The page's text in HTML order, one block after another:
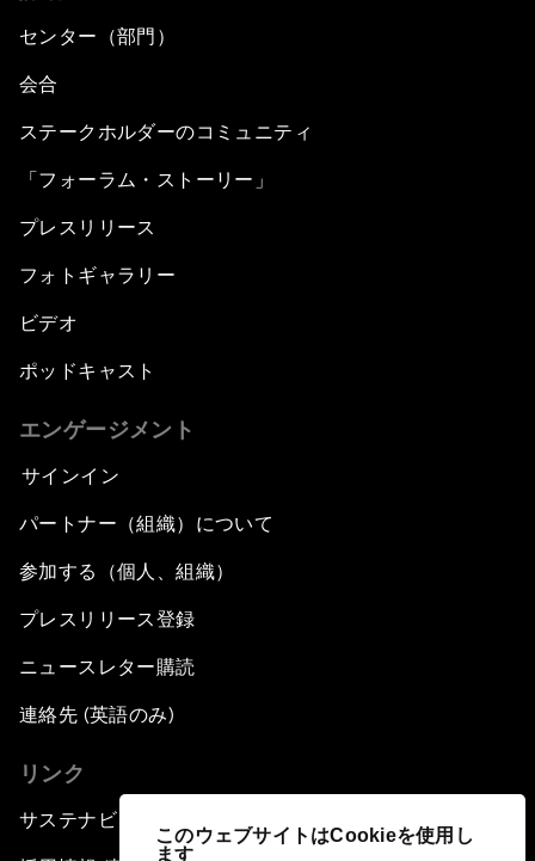
このウェブサイトはCookieを使用し
ます
センター（部門）
会合
ステークホルダーのコミュニティ
「フォーラム・ストーリー」
プレスリリース
フォトギャラリー
ビデオ
ポッドキャスト
エンゲージメント
サインイン
パートナー（組織）について
参加する（個人、組織）
プレスリリース登録
ニュースレター購読
連絡先 (英語のみ)
リンク
サステナビリティへの取り組み